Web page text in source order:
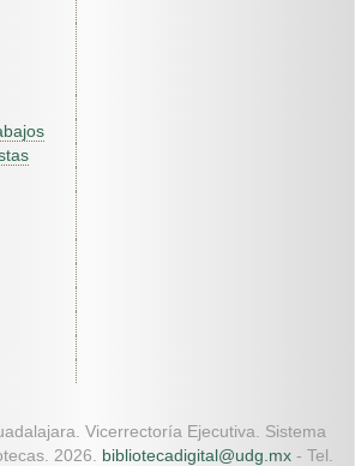
Vicerrectoría Ejecutiva. Sistema
2026. bibliotecadigital@udg.mx - Tel.